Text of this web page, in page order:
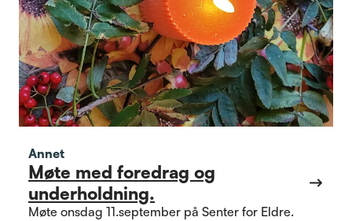
Annet
Møte med foredrag og
underholdning.
Møte onsdag 11.september på Senter for Eldre.